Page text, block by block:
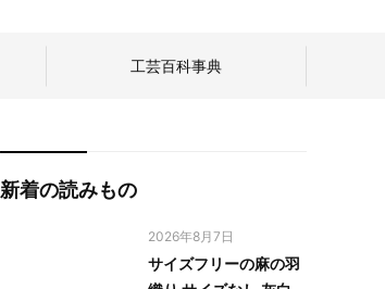
工芸百科事典
新着の読みもの
2026年8月7日
サイズフリーの麻の羽